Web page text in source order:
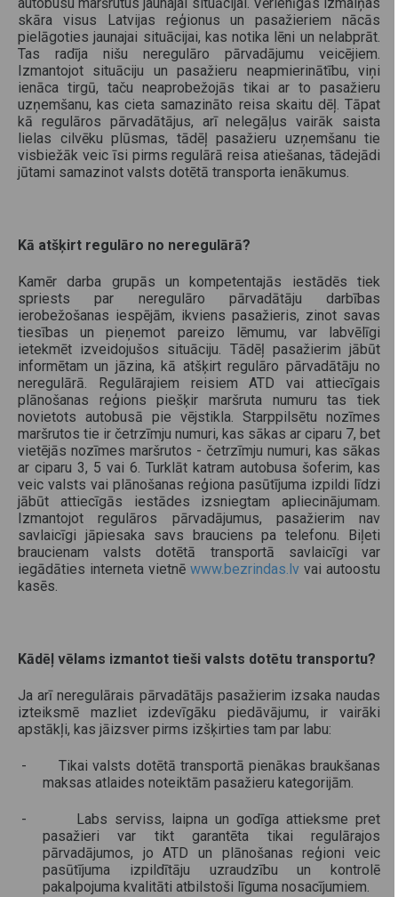
autobusu maršrutus jaunajai situācijai. Vērienīgās izmaiņas
skāra visus Latvijas reģionus un pasažieriem nācās
pielāgoties jaunajai situācijai, kas notika lēni un nelabprāt.
Tas radīja nišu neregulāro pārvadājumu veicējiem.
Izmantojot situāciju un pasažieru neapmierinātību, viņi
ienāca tirgū, taču neaprobežojās tikai ar to pasažieru
uzņemšanu, kas cieta samazināto reisa skaitu dēļ. Tāpat
kā regulāros pārvadātājus, arī nelegāļus vairāk saista
lielas cilvēku plūsmas, tādēļ pasažieru uzņemšanu tie
visbiežāk veic īsi pirms regulārā reisa atiešanas, tādejādi
jūtami samazinot valsts dotētā transporta ienākumus.
Kā atšķirt regulāro no neregulārā?
Kamēr darba grupās un kompetentajās iestādēs tiek
spriests par neregulāro pārvadātāju darbības
ierobežošanas iespējām, ikviens pasažieris, zinot savas
tiesības un pieņemot pareizo lēmumu, var labvēlīgi
ietekmēt izveidojušos situāciju. Tādēļ pasažierim jābūt
informētam un jāzina, kā atšķirt regulāro pārvadātāju no
neregulārā. Regulārajiem reisiem ATD vai attiecīgais
plānošanas reģions piešķir maršruta numuru tas tiek
novietots autobusā pie vējstikla. Starppilsētu nozīmes
maršrutos tie ir četrzīmju numuri, kas sākas ar ciparu 7, bet
vietējās nozīmes maršrutos - četrzīmju numuri, kas sākas
ar ciparu 3, 5 vai 6. Turklāt katram autobusa šoferim, kas
veic valsts vai plānošanas reģiona pasūtījuma izpildi līdzi
jābūt attiecīgās iestādes izsniegtam apliecinājumam.
Izmantojot regulāros pārvadājumus, pasažierim nav
savlaicīgi jāpiesaka savs brauciens pa telefonu. Biļeti
braucienam valsts dotētā transportā savlaicīgi var
iegādāties interneta vietnē www.bezrindas.lv vai autoostu
kasēs.
Kādēļ vēlams izmantot tieši valsts dotētu transportu?
Ja arī neregulārais pārvadātājs pasažierim izsaka naudas
izteiksmē mazliet izdevīgāku piedāvājumu, ir vairāki
apstākļi, kas jāizsver pirms izšķirties tam par labu:
- Tikai valsts dotētā transportā pienākas braukšanas
maksas atlaides noteiktām pasažieru kategorijām.
- Labs serviss, laipna un godīga attieksme pret
pasažieri var tikt garantēta tikai regulārajos
pārvadājumos, jo ATD un plānošanas reģioni veic
pasūtījuma izpildītāju uzraudzību un kontrolē
pakalpojuma kvalitāti atbilstoši līguma nosacījumiem.